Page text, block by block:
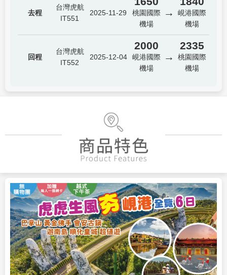
去程
台灣虎航
IT551
2025-11-29
桃園國際
機場
→
峴港國際
機場
回程
台灣虎航
IT552
2025-12-04
2000
峴港國際
機場
→
2335
桃園國際
機場